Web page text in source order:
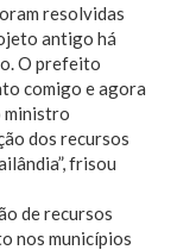
resolvidas
antigo há
O prefeito
comigo e agora
ministro
dos recursos
frisou
de recursos
nos municípios